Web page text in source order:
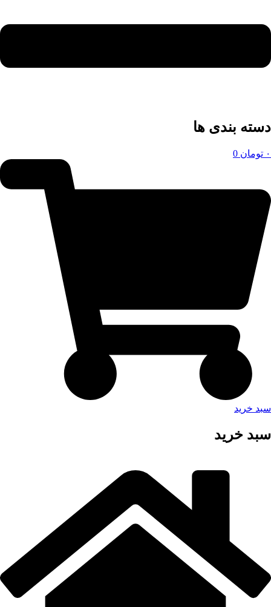
دسته بندی ها
۰ تومان 0
سبد خرید
سبد خرید